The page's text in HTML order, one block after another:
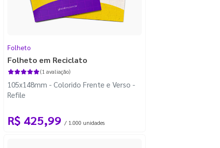
Folheto
Folheto em Reciclato
(1 avaliação)
105x148mm - Colorido Frente e Verso -
Refile
R$ 425,99 / 1.000 unidades